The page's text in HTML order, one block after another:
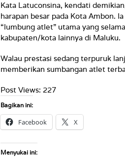
Kata Latuconsina, kendati
harapan besar pada Kota Ambon.
“lumbung atlet” utama yang
kabupaten/kota lainnya di Maluku.
Walau prestasi sedang terpuruk
memberikan sumbangan atlet
Post Views: 227
Bagikan ini:
Facebook X
Menyukai ini: